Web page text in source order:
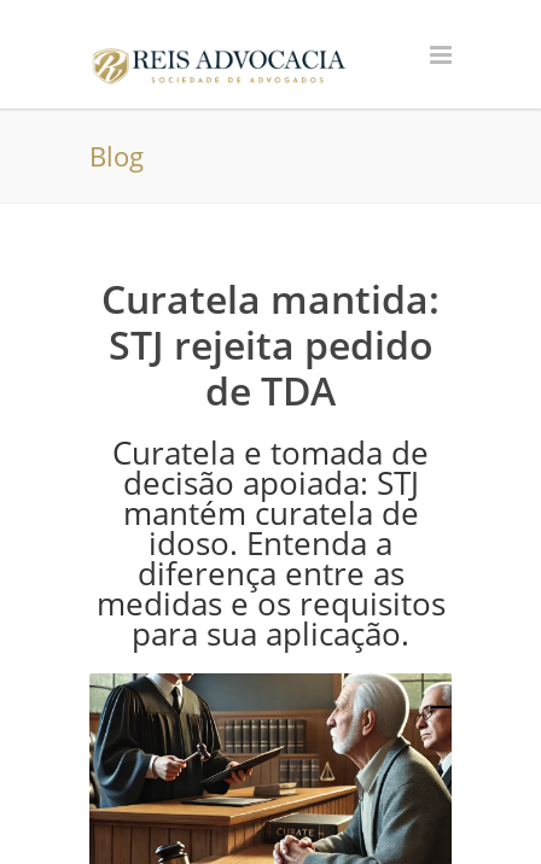
Blog
Curatela mantida:
STJ rejeita pedido
de TDA
Curatela e tomada de
decisão apoiada: STJ
mantém curatela de
idoso. Entenda a
diferença entre as
medidas e os requisitos
para sua aplicação.